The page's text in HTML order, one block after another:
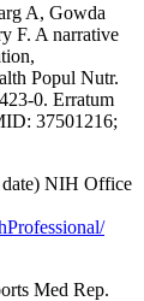
A, Gowda
F. A narrative
Popul Nutr.
0. Erratum
37501216;
date) NIH Office
Med Rep.